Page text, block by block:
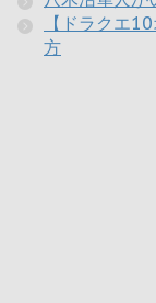
【ドラクエ
方